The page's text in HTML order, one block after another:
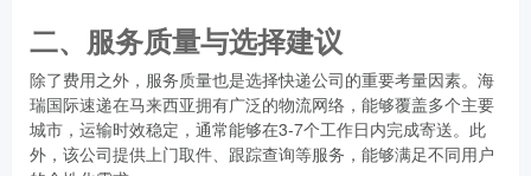
二、服务质量与选择建议
除了费用之外，服务质量也是选择快递公司的重要考量因素。海
瑞国际速递在马来西亚拥有广泛的物流网络，能够覆盖多个主要
城市，运输时效稳定，通常能够在3-7个工作日内完成寄送。此
外，该公司提供上门取件、跟踪查询等服务，能够满足不同用户